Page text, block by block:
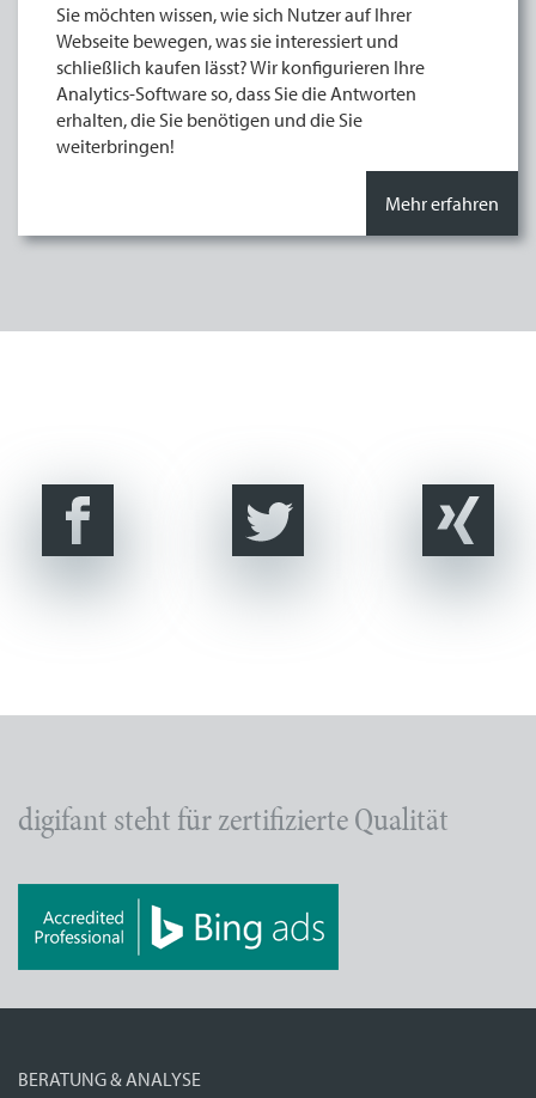
Sie möchten wissen, wie sich Nutzer auf Ihrer
Webseite bewegen, was sie interessiert und
schließlich kaufen lässt? Wir konfigurieren Ihre
Analytics-Software so, dass Sie die Antworten
erhalten, die Sie benötigen und die Sie
weiterbringen!
Mehr erfahren
digifant steht für zertifizierte Qualität
BERATUNG & ANALYSE